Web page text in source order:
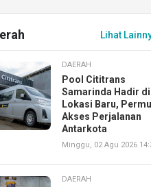
Lihat
DAERAH
Pool Cititrans
Samarinda Hadir di
Lokasi Baru,
Akses Perjalanan
Antarkota
Minggu, 02 Agu 2026
DAERAH